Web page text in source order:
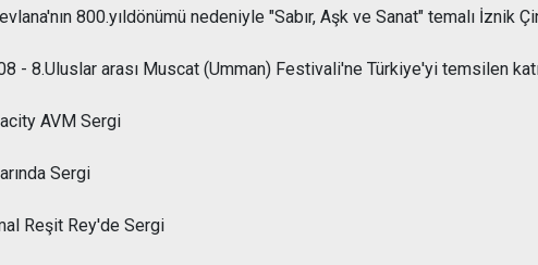
800.yıldönümü nedeniyle "Sabır, Aşk ve Sanat" temalı İznik
- 8.Uluslar arası Muscat (Umman) Festivali'ne Türkiye'yi temsilen
AVM Sergi
Sergi
Reşit Rey'de Sergi